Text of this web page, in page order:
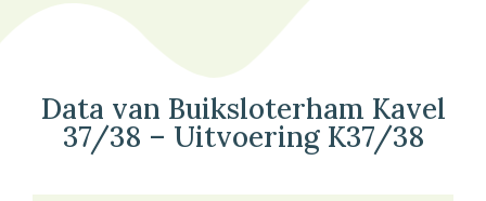
Data van Buiksloterham Kavel
37/38 – Uitvoering K37/38